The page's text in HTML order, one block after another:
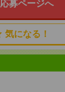
応募ページへ
気になる！